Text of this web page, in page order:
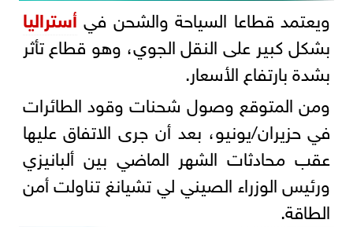
ويعتمد قطاعا السياحة والشحن في أستراليا
بشكل كبير على النقل الجوي، وهو قطاع تأثر
بشدة بارتفاع الأسعار.
ومن المتوقع وصول شحنات وقود الطائرات
في حزيران/يونيو، بعد أن جرى الاتفاق عليها
عقب محادثات الشهر الماضي بين ألبانيزي
ورئيس الوزراء الصيني لي تشيانغ تناولت أمن
الطاقة.